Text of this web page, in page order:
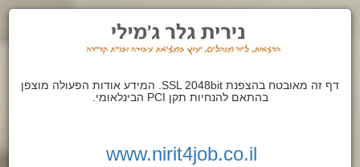
דף זה מאובטח בהצפנת SSL 2048bit. המידע אודות הפעולה מוצפן
בהתאם להנחיות תקן PCI הבינלאומי.
www.nirit4job.co.il